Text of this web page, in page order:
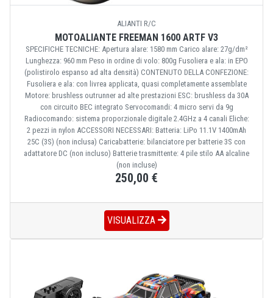
ALIANTI R/C
MOTOALIANTE FREEMAN 1600 ARTF V3
SPECIFICHE TECNICHE: Apertura alare: 1580 mm Carico alare: 27g/dm²
Lunghezza: 960 mm Peso in ordine di volo: 800g Fusoliera e ala: in EPO
(polistirolo espanso ad alta densità) CONTENUTO DELLA CONFEZIONE:
Fusoliera e ala: con livrea applicata, quasi completamente assemblate
Motore: brushless outrunner ad alte prestazioni ESC: brushless da 30A
con circuito BEC integrato Servocomandi: 4 micro servi da 9g
Radiocomando: sistema proporzionale digitale 2.4GHz a 4 canali Eliche:
2 pezzi in nylon ACCESSORI NECESSARI: Batteria: LiPo 11.1V 1400mAh
25C (3S) (non inclusa) Caricabatterie: bilanciatore per batterie 3S con
adattatore DC (non incluso) Batterie trasmittente: 4 pile stilo AA alcaline
(non incluse)
250,00 €
VISUALIZZA